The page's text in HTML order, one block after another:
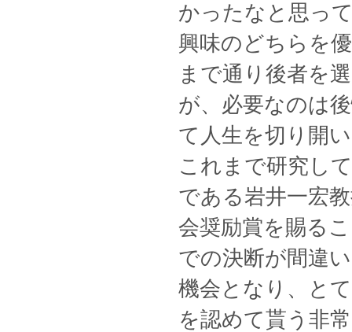
かったなと思っ
興味のどちらを
まで通り後者を
が、必要なのは
て人生を切り開
これまで研究し
である岩井一宏
会奨励賞を賜る
での決断が間違
機会となり、と
を認めて貰う非